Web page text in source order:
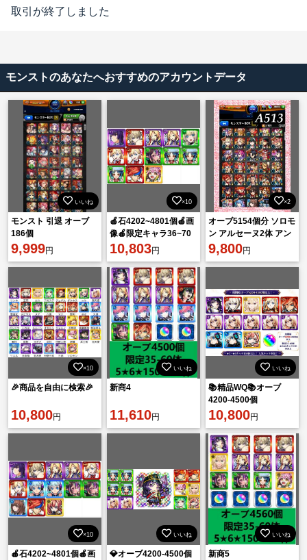
取引が終了しました
モンストのあなたへおすすめのアカウントデータ
いいね
モンスト 引退 オーブ
186個
9,999円
×10
🍎石4202~4801個🍎画
像🍎限定キャラ36~70
体🍎ランダム星5星
6*152~212体
10,803円
×2
オーブ5154個分 ソロモ
ン アルセーヌ2体 アン
ドロイドダイナー ニケ
ワルキューレ
9,800円
×10
🎉商品を自由に検索🎉
10,800円
いいね
新商4
11,610円
いいね
📚精品WQ📚オーブ
4200-4500個
10,800円
×10
🍎石4202~4801個🍎画
いいね
💎オーブ4200-4500個
いいね
新商5